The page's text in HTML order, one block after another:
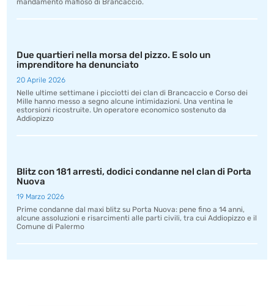
mandamento mafioso di Brancaccio.
Due quartieri nella morsa del pizzo. E solo un
imprenditore ha denunciato
20 Aprile 2026
Nelle ultime settimane i picciotti dei clan di Brancaccio e Corso dei
Mille hanno messo a segno alcune intimidazioni. Una ventina le
estorsioni ricostruite. Un operatore economico sostenuto da
Addiopizzo
Blitz con 181 arresti, dodici condanne nel clan di Porta
Nuova
19 Marzo 2026
Prime condanne dal maxi blitz su Porta Nuova: pene fino a 14 anni,
alcune assoluzioni e risarcimenti alle parti civili, tra cui Addiopizzo e il
Comune di Palermo